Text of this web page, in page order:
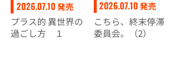
2026.07.10発売
プラス的 異世界の
過ごし方 １
2026.07.10発売
こちら、終末停滞
委員会。（2）